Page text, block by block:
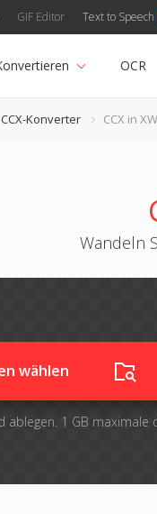
GIF Editor Text to Speech
OCR
CCX-Konverter CCX in
Wandeln
wählen
ablegen. 1 GB